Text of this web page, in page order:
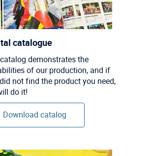
catalogue
demonstrates the
of our production, and if
not find the product you need,
do it!
Download catalog